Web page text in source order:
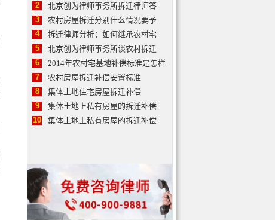
2
北京创为律师事务所拆迁律师答
3
农村房屋拆迁分别什么情况要予
4
拆迁律师分析：如何继承农村宅
5
北京创为律师事务所谈农村拆迁
6
2014年农村宅基地补偿标准是怎样
7
农村房屋拆迁补偿安置标准
8
集体土地住宅房屋拆迁补偿
9
集体土地上私有房屋的拆迁补偿
10
集体土地上私有房屋的拆迁补偿